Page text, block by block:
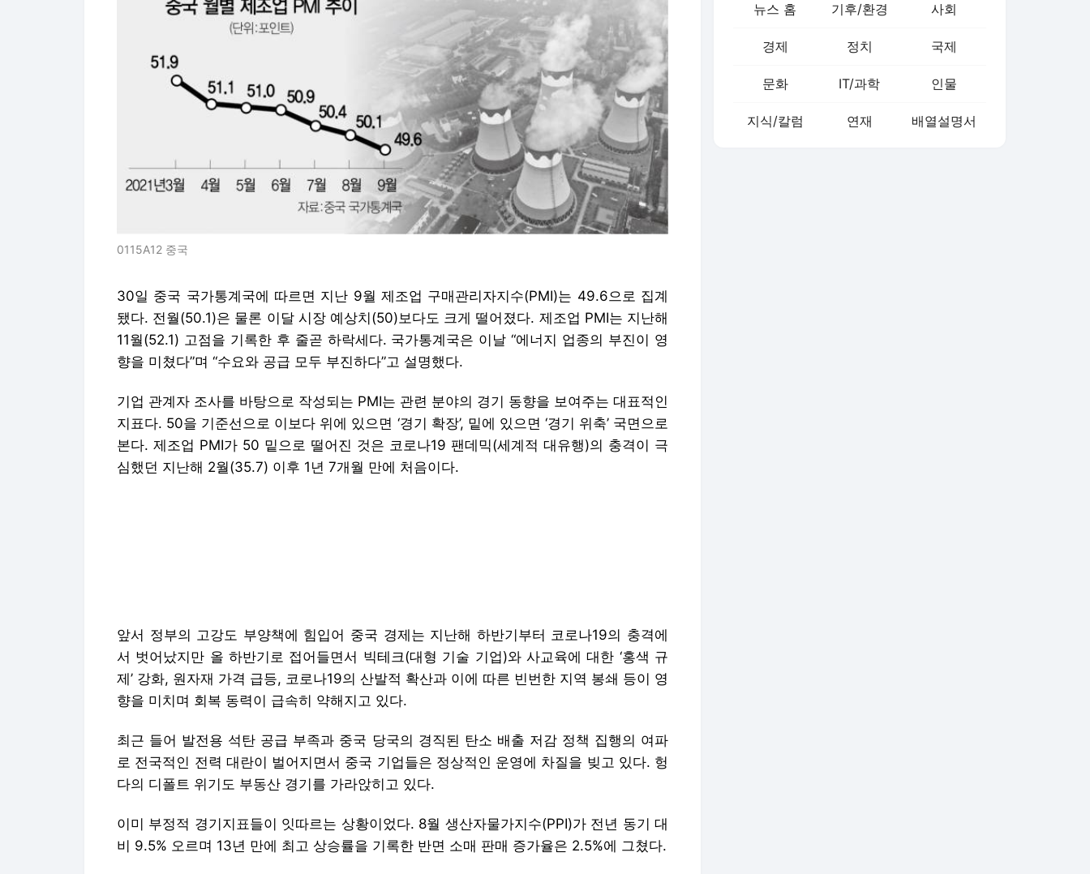
0115A12 중국
30일 중국 국가통계국에 따르면 지난 9월 제조업 구매관리자지수(PMI)는 49.6으로 집계
됐다. 전월(50.1)은 물론 이달 시장 예상치(50)보다도 크게 떨어졌다. 제조업 PMI는 지난해
11월(52.1) 고점을 기록한 후 줄곧 하락세다. 국가통계국은 이날 “에너지 업종의 부진이 영
향을 미쳤다”며 “수요와 공급 모두 부진하다”고 설명했다.
기업 관계자 조사를 바탕으로 작성되는 PMI는 관련 분야의 경기 동향을 보여주는 대표적인
지표다. 50을 기준선으로 이보다 위에 있으면 ‘경기 확장’, 밑에 있으면 ‘경기 위축’ 국면으로
본다. 제조업 PMI가 50 밑으로 떨어진 것은 코로나19 팬데믹(세계적 대유행)의 충격이 극
심했던 지난해 2월(35.7) 이후 1년 7개월 만에 처음이다.
로 전국적인 전력 대란이 벌어지면서 중국 기업들은 정상적인 운영에 차질을 빚고 있다. 헝
다의 디폴트 위기도 부동산 경기를 가라앉히고 있다.
이미 부정적 경기지표들이 잇따르는 상황이었다. 8월 생산자물가지수(PPI)가 전년 동기 대
경기 둔화가 가시화되면서 글로벌 투자은행(IB)들은 잇따라 중국의 올해 경제성장률 전망
치를 내려 잡고 있다. 전일 골드만삭스가 8.2%에서 7.8%로 하향 조정했고 노무라증권도 8.
상황이 점차 악화하면서 중국 정부의 정책에도 변화가 요구되고 있다. 중국 은행보험감독
뉴스 홈 기후/환경 사회
경제 정치 국제
문화 IT/과학 인물
지식/칼럼 연재 배열설명서